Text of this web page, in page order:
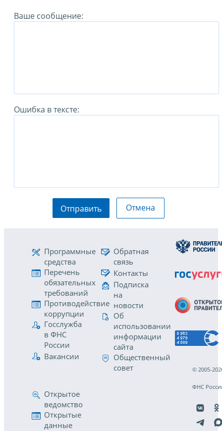
Ваше сообщение:
Ошибка в тексте:
Отправить Отмена
Программные
средства
Перечень
обязательных
требований
Противодействие
коррупции
Госслужба
в ФНС
России
Вакансии
Обратная
связь
Контакты
Подписка
на
новости
Об
использовании
информации
сайта
Общественный
совет
Открытое
ведомство
Открытые
данные
© 2005-
ФНС